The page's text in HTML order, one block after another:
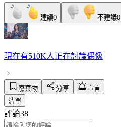
建議0 不建議0
現在有510K人正在討論偶像
廢棄物 分享
宣言
清單
評論38